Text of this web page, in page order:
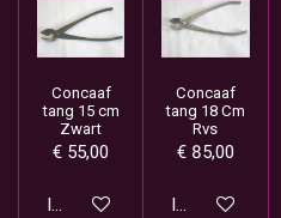
Concaaf
tang 15 cm
Zwart
€ 55,00
In winkelwagen
Concaaf
tang 18 Cm
Rvs
€ 85,00
In winkelwagen